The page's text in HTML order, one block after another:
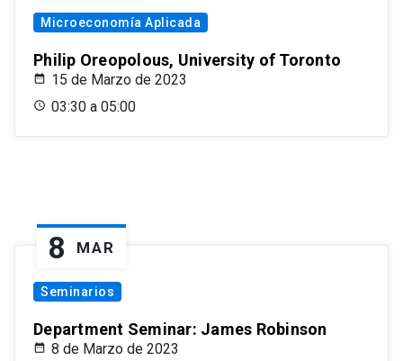
Microeconomía Aplicada
Philip Oreopolous, University of Toronto
15 de Marzo de 2023
03:30 a 05:00
8 MAR
Seminarios
Department Seminar: James Robinson
8 de Marzo de 2023